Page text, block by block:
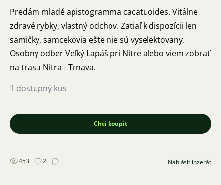
Predám mladé apistogramma cacatuoides. Vitálne
zdravé rybky, vlastný odchov. Zatiaľ k dispozícii len
samičky, samcekovia ešte nie sú vyselektovany.
Osobný odber Veľký Lapáš pri Nitre alebo viem zobrať
na trasu Nitra - Trnava.
1 dostupný kus
Chci koupit
453 2 Nahlásit inzerát